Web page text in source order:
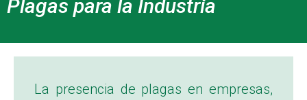
Plagas para la Industria
La presencia de plagas en empresas,